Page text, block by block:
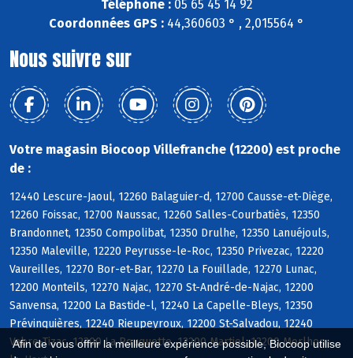
Afin de vous offrir la meilleure expérience possible, Biocoop utilise
Téléphone :05 65 45 14 92
Coordonnées GPS : 44,360603 ° , 2,015564 °
Nous suivre sur
Votre magasin Biocoop Villefranche (12200) est proche
de :
12440 Lescure-Jaoul, 12260 Balaguier-d, 12700 Causse-et-Diège,
12260 Foissac, 12700 Naussac, 12260 Salles-Courbatiès, 12350
Brandonnet, 12350 Compolibat, 12350 Drulhe, 12350 Lanuéjouls,
12350 Maleville, 12220 Peyrusse-le-Roc, 12350 Privezac, 12220
Vaureilles, 12270 Bor-et-Bar, 12270 La Fouillade, 12270 Lunac,
12200 Monteils, 12270 Najac, 12270 St-André-de-Najac, 12200
Sanvensa, 12200 La Bastide-l, 12240 La Capelle-Bleys, 12350
Prévinquières, 12240 Rieupeyroux, 12200 St-Salvadou, 12240
Vabre-Tizac, 12200 La Rouquette, 12200 Martiel, 12200 Morlhon-